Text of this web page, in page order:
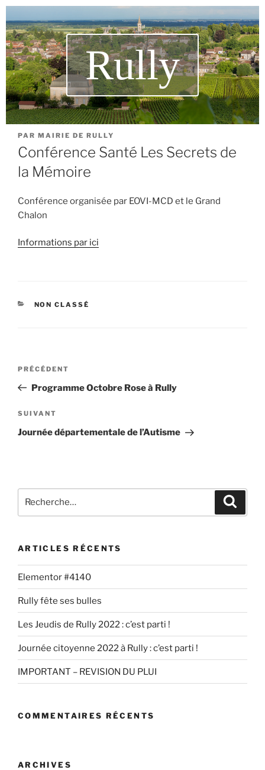
Rully
PAR MAIRIE DE RULLY
Conférence Santé Les Secrets de
la Mémoire
Conférence organisée par EOVI-MCD et le Grand
Chalon
Informations par ici
NON CLASSÉ
PRÉCÉDENT
Programme Octobre Rose à Rully
SUIVANT
Journée départementale de l’Autisme
ARTICLES RÉCENTS
Elementor #4140
Rully fête ses bulles
Les Jeudis de Rully 2022 : c’est parti !
Journée citoyenne 2022 à Rully : c’est parti !
IMPORTANT – REVISION DU PLUI
COMMENTAIRES RÉCENTS
ARCHIVES